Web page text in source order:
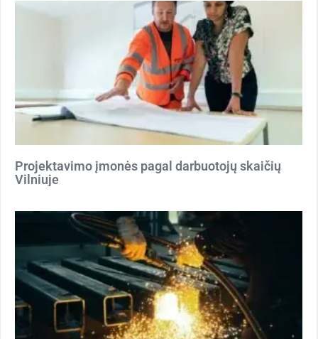
Projektavimo įmonės pagal darbuotojų skaičių
Vilniuje